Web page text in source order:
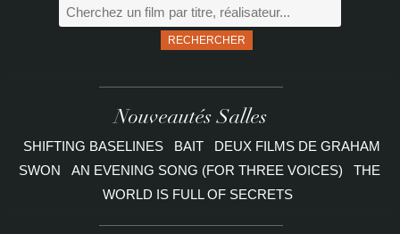
RECHERCHER
Nouveautés Salles
SHIFTING BASELINES BAIT
DEUX FILMS DE GRAHAM
SWON
AN EVENING SONG (FOR THREE VOICES)
THE
WORLD IS FULL OF SECRETS